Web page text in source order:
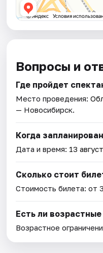
Вопросы и
Где пройдет
Место проведения:
— Новосибирск.
Когда
Дата и время: 13
Сколько стоит
Стоимость билета: от
Есть ли
Возрастное